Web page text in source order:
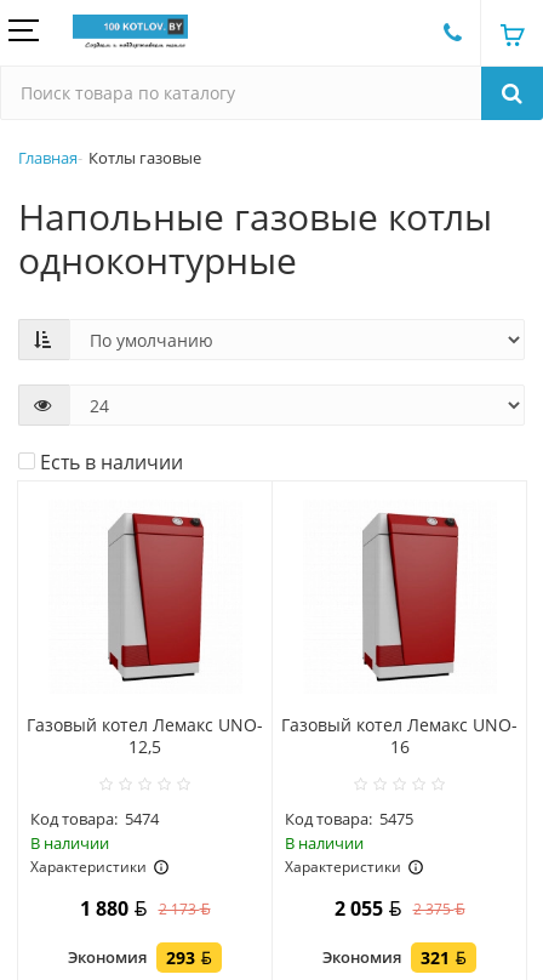
Главная Котлы газовые
Напольные газовые котлы
одноконтурные
Есть в наличии
Газовый котел Лемакс UNO-
12,5
Код товара: 5474
В наличии
Характеристики
1 880 2 173
Экономия 293
Газовый котел Лемакс UNO-
16
Код товара: 5475
В наличии
Характеристики
2 055 2 375
Экономия 321